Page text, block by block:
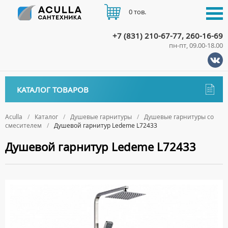
Aculla Каталог Душевые гарнитуры
Душевые гарнитуры со
смесителем
Душевой гарнитур Ledeme L72433
Душевой гарнитур Ledeme L72433
КАТАЛОГ ТОВАРОВ
ДЕРЖАТЕЛИ
ДИСПЕНСЕРЫ
Биде
НАПОЛЬНЫЕ БИДЕ
ПОДВЕСНЫЕ БИДЕ
Ванны
АКРИЛОВЫЕ ВАННЫ
ОТДЕЛЬНОСТОЯЩИЕ ВАННЫ
ВОДОНАГРЕВАТЕЛИ КОМБИНИРОВАННОГО НАГРЕВА
ВОДОНАГРЕВАТЕЛИ КОСВЕННОГО НАГРЕВА
+7 (831) 210-67-77, 260-16-69
пн-пт, 09.00-18.00
0 тов.
ДОСТАВКА
ОПЛАТА